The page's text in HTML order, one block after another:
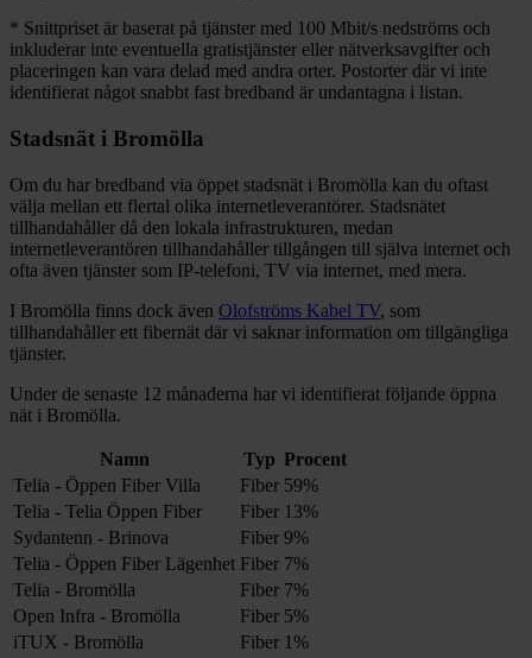
* Snittpriset är baserat på tjänster med 100 Mbit/s nedströms och
inkluderar inte eventuella gratistjänster eller nätverksavgifter och
placeringen kan vara delad med andra orter. Postorter där vi inte
identifierat något snabbt fast bredband är undantagna i listan.
Stadsnät i Bromölla
Om du har bredband via öppet stadsnät i Bromölla kan du oftast
välja mellan ett flertal olika internetleverantörer. Stadsnätet
tillhandahåller då den lokala infrastrukturen, medan
internetleverantören tillhandahåller tillgången till själva internet och
ofta även tjänster som IP-telefoni, TV via internet, med mera.
I Bromölla finns dock även Olofströms Kabel TV, som
tillhandahåller ett fibernät där vi saknar information om tillgängliga
tjänster.
Under de senaste 12 månaderna har vi identifierat följande öppna
nät i Bromölla.
Namn Typ Procent
Telia - Öppen Fiber Villa
Fiber 59%
Telia - Telia Öppen Fiber
Fiber 13%
Sydantenn - Brinova
Fiber 9%
Telia - Öppen Fiber Lägenhet Fiber 7%
Telia - Bromölla
Fiber 7%
Open Infra - Bromölla
Fiber 5%
iTUX - Bromölla
Fiber 1%